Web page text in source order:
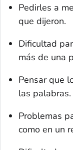
Pedirles a
que dijeron.
Dificultad
más de una
Pensar que
las palabras.
Problemas
como en un